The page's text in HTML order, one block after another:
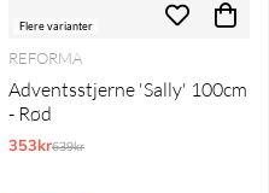
Flere varianter
REFORMA
Adventsstjerne 'Sally' 100cm
- Rød
353krNormalpris:
639kr